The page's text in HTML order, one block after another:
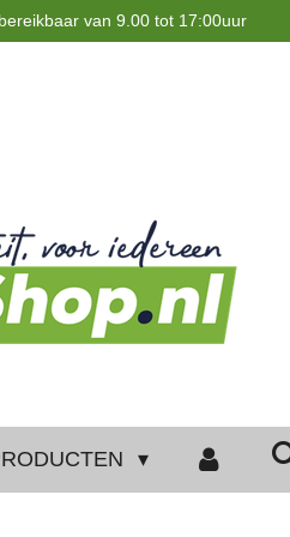
van 9.00 tot 17:00uur